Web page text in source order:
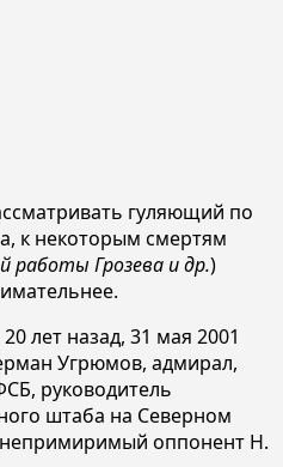
гуляющий по
к некоторым смертям
работы Грозева и др.)
лет назад, 31 мая 2001
Угрюмов, адмирал,
руководитель
штаба на Северном
оппонент Н.